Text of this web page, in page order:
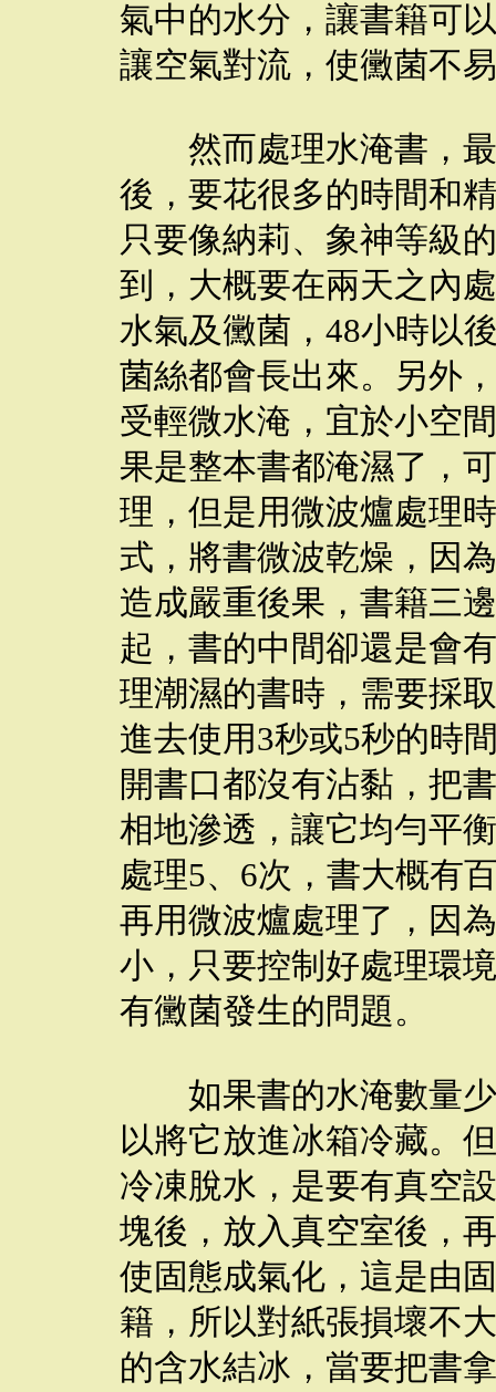
氣中的水分，讓書籍可
讓空氣對流，使黴菌不
然而處理水淹書，最
後，要花很多的時間和
只要像納莉、象神等級
到，大概要在兩天之內
水氣及黴菌，48小時以
菌絲都會長出來。另外
受輕微水淹，宜於小空
果是整本書都淹濕了，
理，但是用微波爐處理
式，將書微波乾燥，因
造成嚴重後果，書籍三
起，書的中間卻還是會
理潮濕的書時，需要採
進去使用3秒或5秒的時
開書口都沒有沾黏，把
相地滲透，讓它均勻平
處理5、6次，書大概有
再用微波爐處理了，因
小，只要控制好處理環
有黴菌發生的問題。
如果書的水淹數量少
以將它放進冰箱冷藏。
冷凍脫水，是要有真空
塊後，放入真空室後，
使固態成氣化，這是由
籍，所以對紙張損壞不
的含水結冰，當要把書